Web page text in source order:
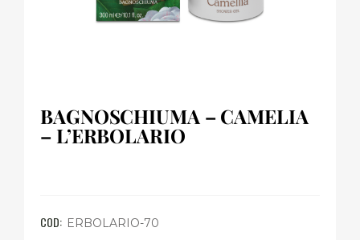
BAGNOSCHIUMA – CAMELIA
– L’ERBOLARIO
COD: ERBOLARIO-70